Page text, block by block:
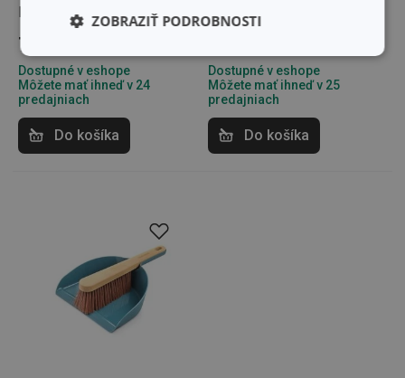
KIT Bamboo
7,80 €
Dostupné v eshope
Môžete mať ihneď v 24
predajniach
Do košíka
KIT Bamboo
Dostupné v eshope
Môžete mať ihneď v 25
predajniach
Do košíka
ZOBRAZIŤ PODROBNOSTI
Základné
(funkčné) cookies
Analytické a
preferenčné
cookies
Marketingové
Funkčné súbory
Základné (funkčné) cookies
Analytické a preferenčné cookies